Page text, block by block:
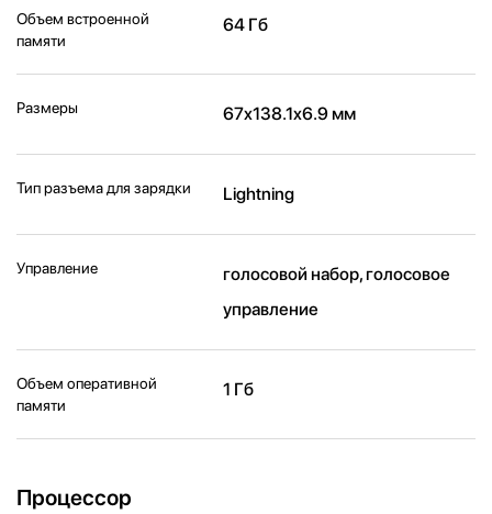
Объем встроенной
памяти
64 Гб
Размеры 67x138.1x6.9 мм
Тип разъема для зарядки Lightning
Управление
голосовой набор, голосовое
управление
Объем оперативной
памяти
1 Гб
Процессор